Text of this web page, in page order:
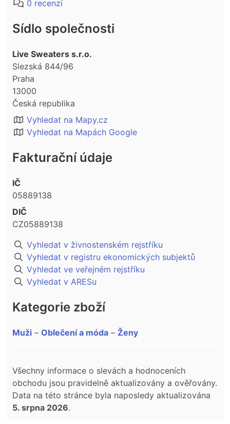
0 recenzí
Sídlo společnosti
Live Sweaters s.r.o.
Slezská 844/96
Praha
13000
Česká republika
Vyhledat na Mapy.cz
Vyhledat na Mapách Google
Fakturační údaje
IČ
05889138
DIČ
CZ05889138
Vyhledat v živnostenském rejstříku
Vyhledat v registru ekonomických subjektů
Vyhledat ve veřejném rejstříku
Vyhledat v ARESu
Kategorie zboží
Muži – Oblečení a móda – Ženy
Všechny informace o slevách a hodnoceních
obchodu jsou pravidelně aktualizovány a ověřovány.
Data na této stránce byla naposledy aktualizována
5. srpna 2026.